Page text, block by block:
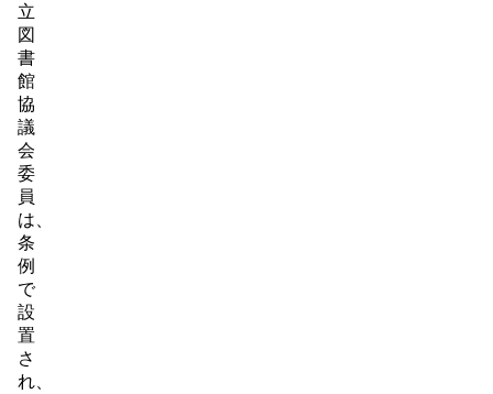
立
図
書
館
協
議
会
委
員
は、
条
例
で
設
置
さ
れ、